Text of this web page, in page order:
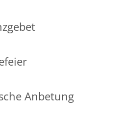
Anbetung